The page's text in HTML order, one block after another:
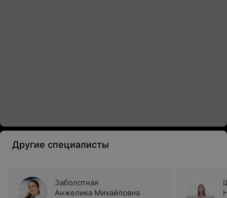
Другие специалисты
Заболотная
Анжелика Михайловна